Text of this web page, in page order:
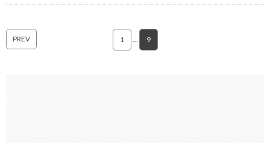
PREV 1 9